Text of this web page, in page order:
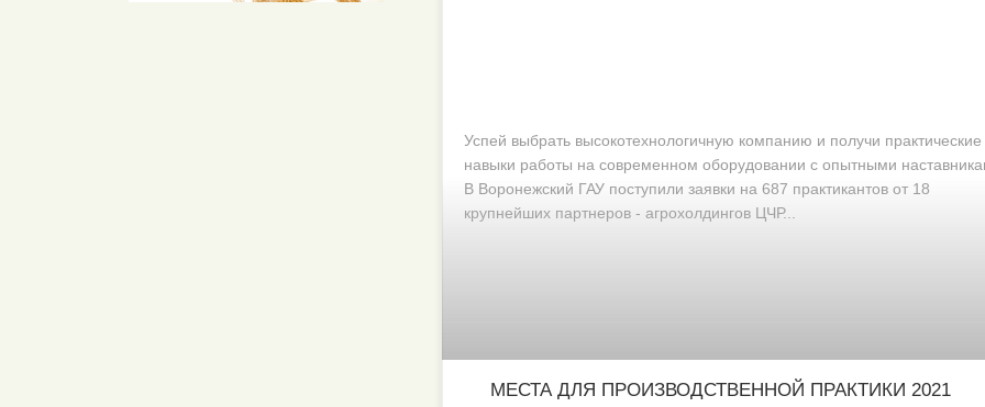
Успей выбрать высокотехнологичную компанию и получи практические
навыки работы на современном оборудовании с опытными
В Воронежский ГАУ поступили заявки на 687 практикантов от 18
крупнейших партнеров - агрохолдингов ЦЧР...
МЕСТА ДЛЯ ПРОИЗВОДСТВЕННОЙ ПРАКТИКИ 2021